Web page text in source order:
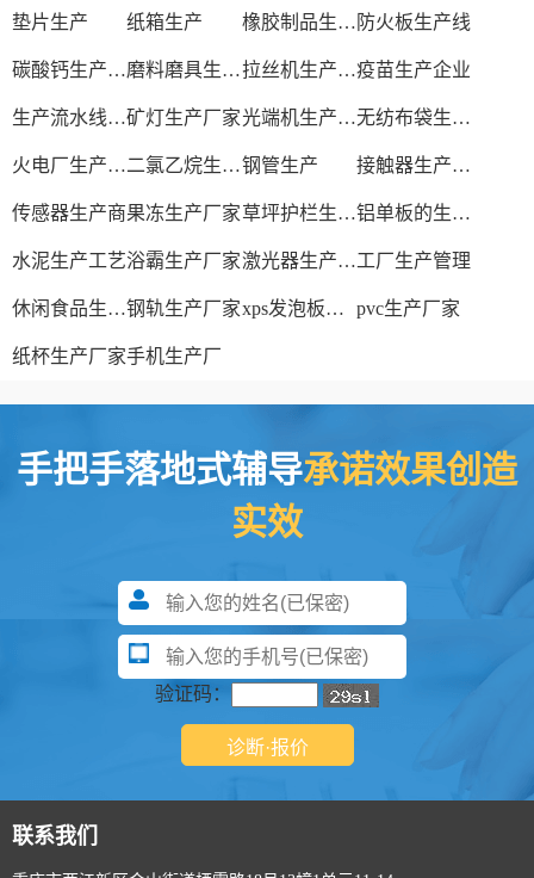
垫片生产 纸箱生产 橡胶制品生产厂 防火板生产线
碳酸钙生产设备 磨料磨具生产厂家 拉丝机生产厂家疫苗生产企业
生产流水线设备矿灯生产厂家 光端机生产厂家 无纺布袋生产厂家
火电厂生产过程 二氯乙烷生产厂家钢管生产 接触器生产厂家
传感器生产商果冻生产厂家 草坪护栏生产厂家 铝单板的生产厂家
水泥生产工艺浴霸生产厂家 激光器生产厂家工厂生产管理
休闲食品生产线钢轨生产厂家 xps发泡板材生产线 pvc生产厂家
纸杯生产厂家手机生产厂
手把手落地式辅导承诺效果创造
实效
验证码：
联系我们